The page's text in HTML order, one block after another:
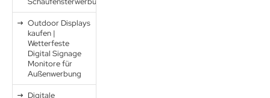
Outdoor Displays
kaufen |
Wetterfeste
Digital Signage
Monitore für
Außenwerbung
Digitale